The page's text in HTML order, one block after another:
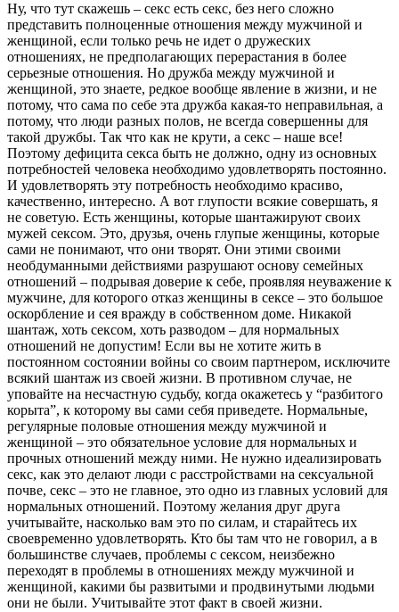
Ну, что тут скажешь – секс есть секс, без него сложно
представить полноценные отношения между мужчиной и
женщиной, если только речь не идет о дружеских
отношениях, не предполагающих перерастания в более
серьезные отношения. Но дружба между мужчиной и
женщиной, это знаете, редкое вообще явление в жизни, и не
потому, что сама по себе эта дружба какая-то неправильная, а
потому, что люди разных полов, не всегда совершенны для
такой дружбы. Так что как не крути, а секс – наше все!
Поэтому дефицита секса быть не должно, одну из основных
потребностей человека необходимо удовлетворять постоянно.
И удовлетворять эту потребность необходимо красиво,
качественно, интересно. А вот глупости всякие совершать, я
не советую. Есть женщины, которые шантажируют своих
мужей сексом. Это, друзья, очень глупые женщины, которые
сами не понимают, что они творят. Они этими своими
необдуманными действиями разрушают основу семейных
отношений – подрывая доверие к себе, проявляя неуважение к
мужчине, для которого отказ женщины в сексе – это большое
оскорбление и сея вражду в собственном доме. Никакой
шантаж, хоть сексом, хоть разводом – для нормальных
отношений не допустим! Если вы не хотите жить в
постоянном состоянии войны со своим партнером, исключите
всякий шантаж из своей жизни. В противном случае, не
уповайте на несчастную судьбу, когда окажетесь у “разбитого
корыта”, к которому вы сами себя приведете. Нормальные,
регулярные половые отношения между мужчиной и
женщиной – это обязательное условие для нормальных и
прочных отношений между ними. Не нужно идеализировать
секс, как это делают люди с расстройствами на сексуальной
почве, секс – это не главное, это одно из главных условий для
нормальных отношений. Поэтому желания друг друга
учитывайте, насколько вам это по силам, и старайтесь их
своевременно удовлетворять. Кто бы там что не говорил, а в
большинстве случаев, проблемы с сексом, неизбежно
переходят в проблемы в отношениях между мужчиной и
женщиной, какими бы развитыми и продвинутыми людьми
они не были. Учитывайте этот факт в своей жизни.